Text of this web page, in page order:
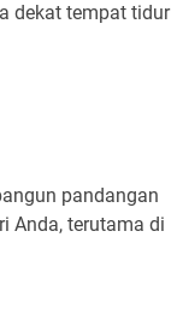
dekat tempat tidur
pandangan
Anda, terutama di